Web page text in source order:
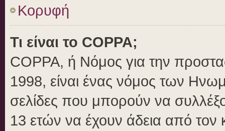
Κορυφή
Τι είναι το COPPA;
COPPA, ή Νόμος για την
1998, είναι ένας νόμος των
σελίδες που μπορούν να
13 ετών να έχουν άδεια από τον